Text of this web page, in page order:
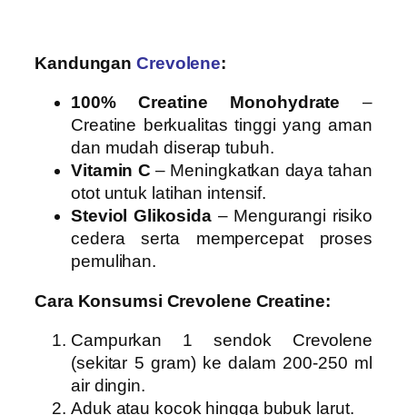
KandunganCrevolene:
100% Creatine Monohydrate –
Creatine berkualitas tinggi yang aman
dan mudah diserap tubuh.
Vitamin C – Meningkatkan daya tahan
otot untuk latihan intensif.
Steviol Glikosida– Mengurangi risiko
cedera serta mempercepat proses
pemulihan.
Cara Konsumsi Crevolene Creatine:
Campurkan 1 sendok Crevolene
(sekitar 5 gram) ke dalam 200-250 ml
air dingin.
Aduk atau kocok hingga bubuk larut.